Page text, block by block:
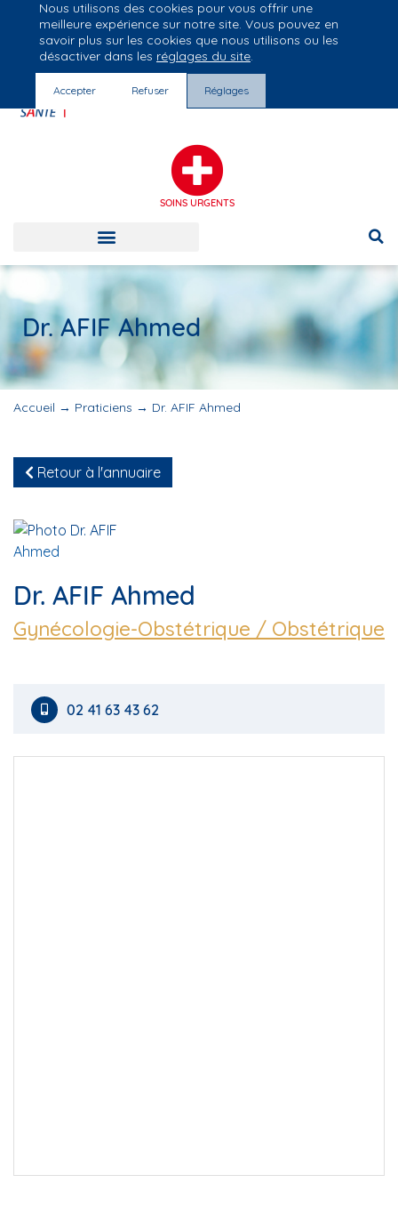
Groupe Vivalto Santé
Entre nous, la vie
SOINS URGENTS
Dr. AFIF Ahmed
Accueil → Praticiens → Dr. AFIF Ahmed
Retour à l'annuaire
Dr. AFIF Ahmed
Gynécologie-Obstétrique / Obstétrique
02 41 63 43 62
Nous utilisons des cookies pour vous offrir une
meilleure expérience sur notre site. Vous pouvez en
savoir plus sur les cookies que nous utilisons ou les
désactiver dans les réglages du site.
Accepter Refuser Réglages